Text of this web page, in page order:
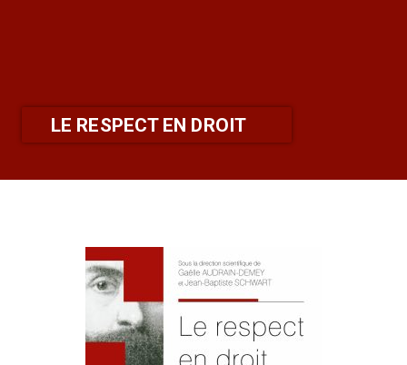
LE RESPECT EN DROIT